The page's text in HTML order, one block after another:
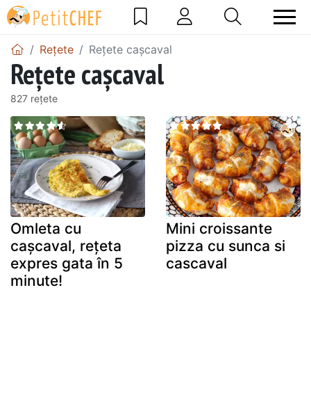
Rețete Rețete cașcaval
Rețete cașcaval
827 rețete
Omleta cu
cașcaval, rețeta
expres gata în 5
minute!
Mini croissante
pizza cu sunca si
cascaval